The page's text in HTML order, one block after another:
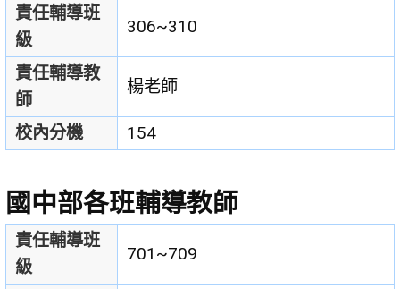
責任輔導班
級
306~310
責任輔導教
師
楊老師
校內分機 154
國中部各班輔導教師
責任輔導班
級
701~709